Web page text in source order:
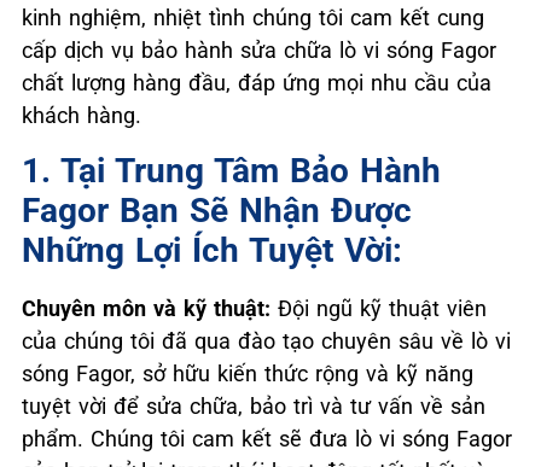
kinh nghiệm, nhiệt tình chúng tôi cam kết cung
cấp dịch vụ bảo hành sửa chữa lò vi sóng Fagor
chất lượng hàng đầu, đáp ứng mọi nhu cầu của
khách hàng.
1. Tại Trung Tâm Bảo Hành
Fagor Bạn Sẽ Nhận Được
Những Lợi Ích Tuyệt Vời:
Chuyên môn và kỹ thuật: Đội ngũ kỹ thuật viên
của chúng tôi đã qua đào tạo chuyên sâu về lò vi
sóng Fagor, sở hữu kiến thức rộng và kỹ năng
tuyệt vời để sửa chữa, bảo trì và tư vấn về sản
phẩm. Chúng tôi cam kết sẽ đưa lò vi sóng Fagor